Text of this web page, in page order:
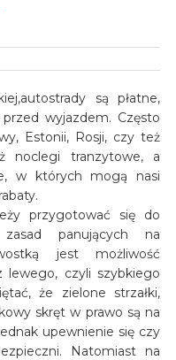
są płatne,
wyjazdem. Często
Estonii, Rosji, czy też
noclegi tranzytowe, a
w których mogą nasi
przygotować się do
panujących na
jest możliwość
lewego, czyli szybkiego
że zielone strzałki,
skręt w prawo są na
upewnienie się czy
Natomiast na